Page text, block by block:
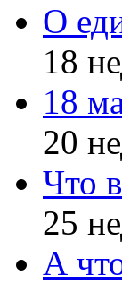
О
18
18
20
Что
25
А